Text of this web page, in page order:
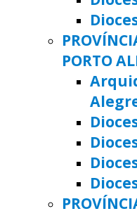
PORTO